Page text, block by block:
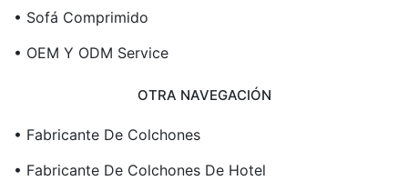
• Sofá Comprimido
• OEM Y ODM Service
OTRA NAVEGACIÓN
• Fabricante De Colchones
• Fabricante De Colchones De Hotel